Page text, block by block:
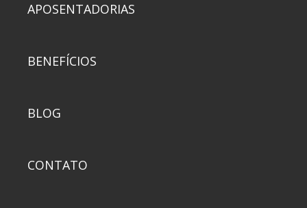
APOSENTADORIAS
BENEFÍCIOS
BLOG
CONTATO